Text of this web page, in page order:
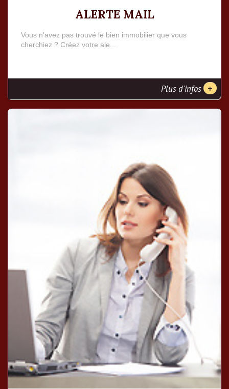
ALERTE MAIL
Vous n'avez pas trouvé le bien immobilier que vous
cherchiez ? Créez votre ale...
Plus d'infos +